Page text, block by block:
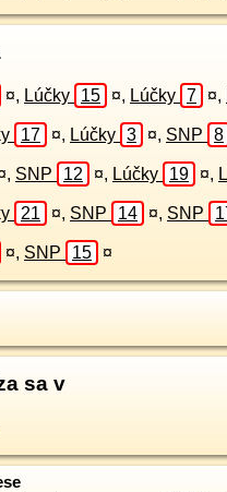
¤, Lúčky 15 ¤, Lúčky 7 ¤,
17 ¤, Lúčky 3 ¤, SNP 8
, SNP 12 ¤, Lúčky 19 ¤,
21 ¤, SNP 14 ¤, SNP
¤, SNP 15 ¤
sa v